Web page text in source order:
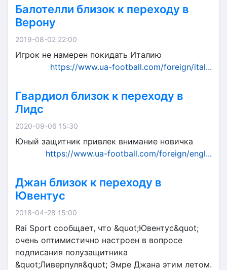
Балотелли близок к переходу в
Верону
2019-08-02 22:00
Игрок не намерен покидать Италию
https://www.ua-football.com/foreign/ital...
Гвардиол близок к переходу в
Лидс
2020-09-06 15:30
Юный защитник привлек внимание новичка
https://www.ua-football.com/foreign/engl...
Джан близок к переходу в
Ювентус
2018-04-28 15:00
Rai Sport сообщает, что &quot;Ювентус&quot;
очень оптимистично настроен в вопросе
подписания полузащитника
&quot;Ливерпуля&quot; Эмре Джана этим летом.